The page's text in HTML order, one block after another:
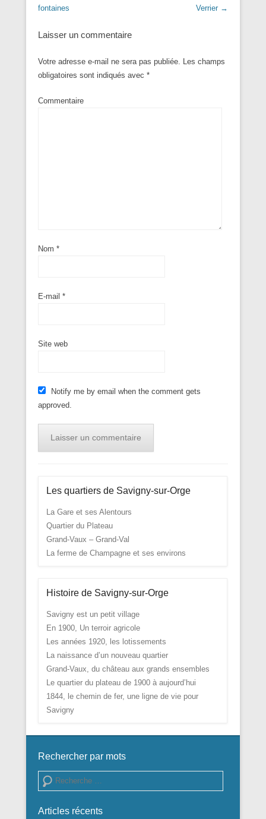
fontaines
Verrier →
Laisser un commentaire
Votre adresse e-mail ne sera pas publiée.
Les champs
obligatoires sont indiqués avec *
Commentaire
Nom *
E-mail *
Site web
Notify me by email when the comment gets
approved.
Les quartiers de Savigny-sur-Orge
La Gare et ses Alentours
Quartier du Plateau
Grand-Vaux – Grand-Val
La ferme de Champagne et ses environs
Histoire de Savigny-sur-Orge
Savigny est un petit village
En 1900, Un terroir agricole
Les années 1920, les lotissements
La naissance d’un nouveau quartier
Grand-Vaux, du château aux grands ensembles
Le quartier du plateau de 1900 à aujourd’hui
1844, le chemin de fer, une ligne de vie pour
Savigny
Rechercher par mots
Recherche
Articles récents